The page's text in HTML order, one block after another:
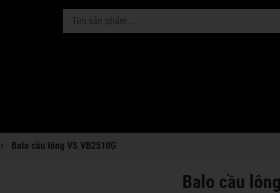
Balo cầu lông VS VB2510G
Balo cầu